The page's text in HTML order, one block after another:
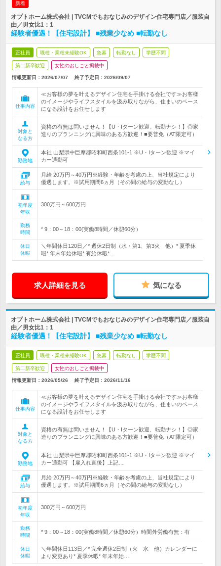
新着
オプトホーム株式会社 | TVCMでもおなじみのデザイン住宅専門店／服装自
由／男女比1：1
経験者優遇！【住宅設計】 ■残業少なめ ■転勤なし
正社員 職種・業種未経験OK 急募 転勤なし 学歴不問
第二新卒歓迎 女性のおしごと掲載中
情報更新日：2026/07/07 終了予定日： 2026/09/07
仕事内容
≪お客様の夢を叶えるデザイン住宅を手掛ける会社です≫お客様
のイメージやライフスタイルを汲み取りながら、住まいのベース
になる設計をお任せします
対象と
なる方
資格の有無は問いません！【U・Iターン歓迎、転勤ナシ！】◎家
造りのプランニングに興味のある方歓迎！■要普免（AT限定可）
勤務地
本社 山梨県中巨摩郡昭和町西条101-1 ※U・Iターン歓迎 ※マイ
カー通勤可
給与
月給 20万円～40万円※経験・年齢を考慮の上、当社規定により
優遇します。※試用期間6ヵ月（その間の給与の変動なし）
初年度
年収
300万円～600万円
勤務
時間
* 9：00～18：00(実働8時間／休憩60分）
休日
休暇
＼年間休日120日／* 週休2日制（水・第1、第3火 他）* 夏季休
暇* 年末年始休暇* 有給休暇*…
求人詳細を見る 気になる
オプトホーム株式会社 | TVCMでもおなじみのデザイン住宅専門店／服装自
由／男女比1：1
経験者優遇！【住宅設計】 ■残業少なめ ■転勤なし
正社員 職種・業種未経験OK 急募 転勤なし 学歴不問
第二新卒歓迎 女性のおしごと掲載中
情報更新日：2026/05/26 終了予定日： 2026/11/16
仕事内容
≪お客様の夢を叶えるデザイン住宅を手掛ける会社です≫お客様
のイメージやライフスタイルを汲み取りながら、住まいのベース
になる設計をお任せします
対象と
なる方
資格の有無は問いません！【U・Iターン歓迎、転勤ナシ！】◎家
造りのプランニングに興味のある方歓迎！■要普免（AT限定可）
勤務地
本社 山梨県中巨摩郡昭和町西条101-1 ※U・Iターン歓迎 ※マイ
カー通勤可 【雇入れ直後】上記…
給与
月給 20万円～40万円※経験・年齢を考慮の上、当社規定により
優遇します。※試用期間6ヵ月（その間の給与の変動なし）
初年度
年収
300万円～600万円
勤務
時間
* 9：00～18：00(実働8時間／休憩60分）時間外労働有無：有
休日
休暇
＼年間休日113日／* 完全週休2日制（火 水 他）カレンダーに
より変更あり* 夏季休暇* 年末年始…